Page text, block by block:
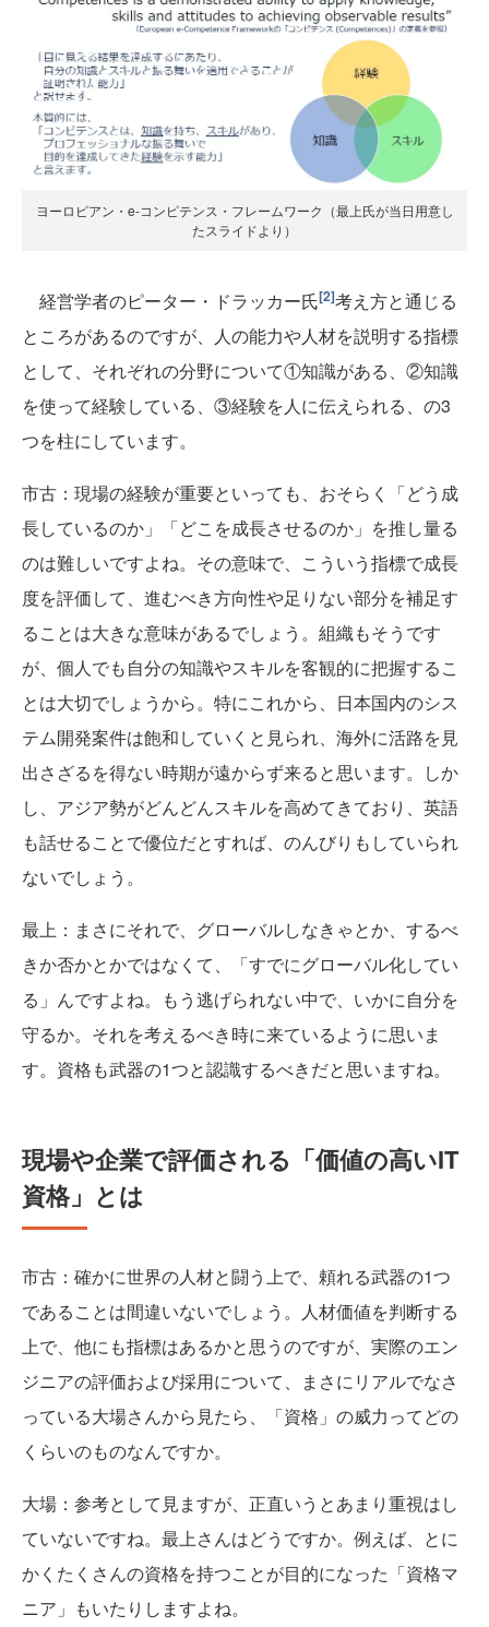
ヨーロピアン・e-コンピテンス・フレームワーク（最上氏が当日用意し
たスライドより）
経営学者のピーター・ドラッカー氏[2]考え方と通じる
ところがあるのですが、人の能力や人材を説明する指標
として、それぞれの分野について①知識がある、②知識
を使って経験している、③経験を人に伝えられる、の3
つを柱にしています。
市古 ：現場の経験が重要といっても、おそらく「どう成
長しているのか」「どこを成長させるのか」を推し量る
のは難しいですよね。その意味で、こういう指標で成長
度を評価して、進むべき方向性や足りない部分を補足す
ることは大きな意味があるでしょう。組織もそうです
が、個人でも自分の知識やスキルを客観的に把握するこ
とは大切でしょうから。特にこれから、日本国内のシス
テム開発案件は飽和していくと見られ、海外に活路を見
出さざるを得ない時期が遠からず来ると思います。しか
し、アジア勢がどんどんスキルを高めてきており、英語
も話せることで優位だとすれば、のんびりもしていられ
ないでしょう。
最上 ：まさにそれで、グローバルしなきゃとか、するべ
きか否かとかではなくて、「すでにグローバル化してい
る」んですよね。もう逃げられない中で、いかに自分を
守るか。それを考えるべき時に来ているように思いま
す。資格も武器の1つと認識するべきだと思いますね。
現場や企業で評価される「価値の高いIT
資格」とは
市古 ：確かに世界の人材と闘う上で、頼れる武器の1つ
であることは間違いないでしょう。人材価値を判断する
上で、他にも指標はあるかと思うのですが、実際のエン
ジニアの評価および採用について、まさにリアルでなさ
っている大場さんから見たら、「資格」の威力ってどの
くらいのものなんですか。
大場 ：参考として見ますが、正直いうとあまり重視はし
ていないですね。最上さんはどうですか。例えば、とに
かくたくさんの資格を持つことが目的になった「資格マ
ニア」もいたりしますよね。